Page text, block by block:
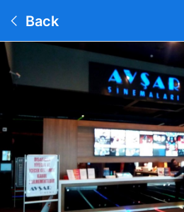
Back